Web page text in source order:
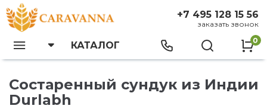
+7 495 128 15 56
заказать звонок
КАТАЛОГ 0
Состаренный сундук из Индии
Durlabh